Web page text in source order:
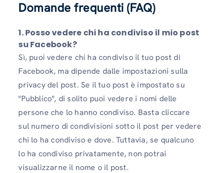
Domande frequenti (FAQ)
1. Posso vedere chi ha condiviso il mio post
su Facebook?
Sì, puoi vedere chi ha condiviso il tuo post di
Facebook, ma dipende dalle impostazioni sulla
privacy del post. Se il tuo post è impostato su
"Pubblico", di solito puoi vedere i nomi delle
persone che lo hanno condiviso. Basta cliccare
sul numero di condivisioni sotto il post per vedere
chi lo ha condiviso e dove. Tuttavia, se qualcuno
lo ha condiviso privatamente, non potrai
visualizzarne il nome o il post.